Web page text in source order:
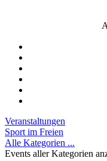
Paginierungsliste
Veranstaltungen
Sport im Freien
Alle Kategorien ...
Events aller Kategorien